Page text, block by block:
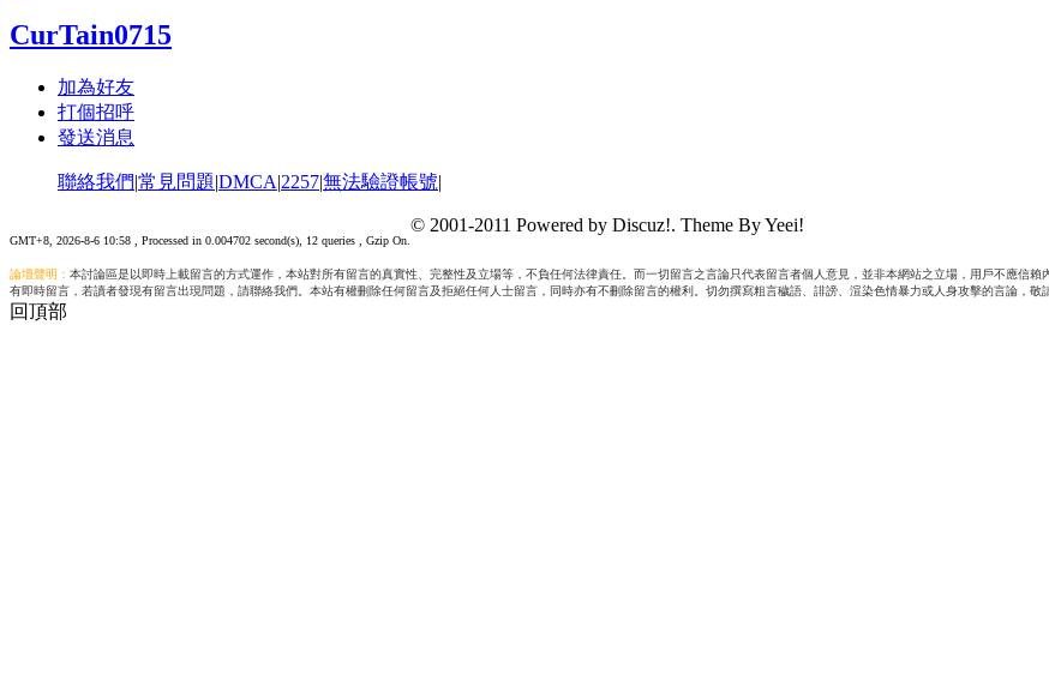
CurTain0715
加為好友
打個招呼
發送消息
聯絡我們|常見問題|DMCA|2257|無法驗證帳號|
GMT+8, 2026-8-6 10:58 , Processed in 0.004702 second(s), 12 queries , Gzip On.
© 2001-2011 Powered by Discuz!. Theme By Yeei!
論壇聲明： 本討論區是以即時上載留言的方式運作，本站對所有留言的真實性、完整性及立場等，不負任何法律責任。而一切留言之言論只代表留言者個人意見，並非本網站之立場，用戶不應信
有即時留言，若讀者發現有留言出現問題，請聯絡我們。本站有權刪除任何留言及拒絕任何人士留言，同時亦有不刪除留言的權利。切勿撰寫粗言穢語、誹謗、渲染色情暴力或人身攻擊的言論，敬
回頂部